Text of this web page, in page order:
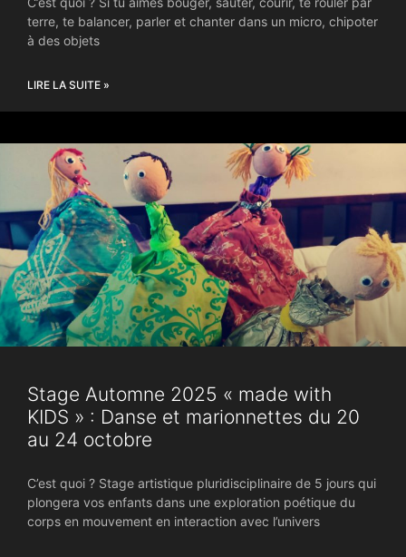
terre, te balancer, parler et chanter dans un micro, chipoter
à des objets
LIRE LA SUITE »
Stage Automne 2025 « made with
KIDS » : Danse et marionnettes du 20
au 24 octobre
C’est quoi ? Stage artistique pluridisciplinaire de 5 jours qui
plongera vos enfants dans une exploration poétique du
corps en mouvement en interaction avec l’univers